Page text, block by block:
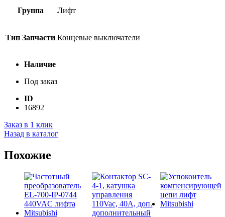
Группа Лифт
Тип Запчасти Концевые выключатели
Наличие
Под заказ
ID
16892
Заказ в 1 клик
Назад в каталог
Похожие